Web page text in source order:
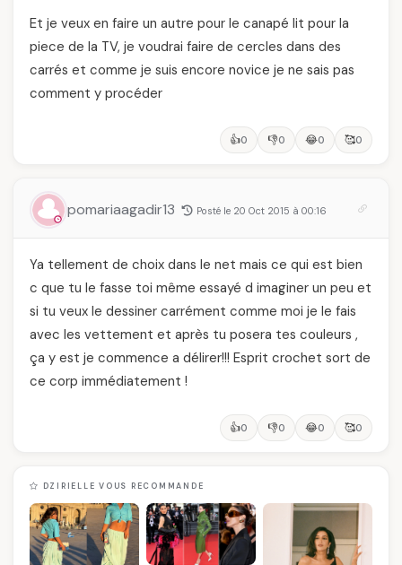
Et je veux en faire un autre pour le canapé lit pour la
piece de la TV, je voudrai faire de cercles dans des
carrés et comme je suis encore novice je ne sais pas
comment y procéder
👍0 👎0 😂0 🥰0
pomariaagadir13 Posté le 20 Oct 2015 à 00:16
Ya tellement de choix dans le net mais ce qui est bien
c que tu le fasse toi même essayé d imaginer un peu et
si tu veux le dessiner carrément comme moi je le fais
avec les vettement et après tu posera tes couleurs ,
ça y est je commence a délirer!!! Esprit crochet sort de
ce corp immédiatement !
👍0 👎0 😂0 🥰0
DZIRIELLE VOUS RECOMMANDE